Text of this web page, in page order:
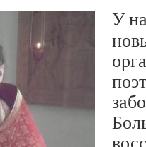
У